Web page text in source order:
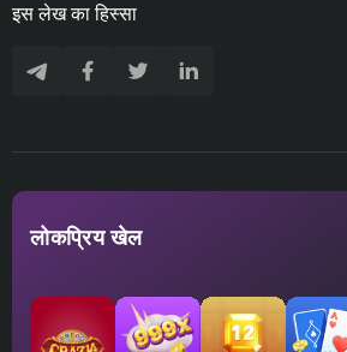
इस लेख का हिस्सा
लोकप्रिय खेल